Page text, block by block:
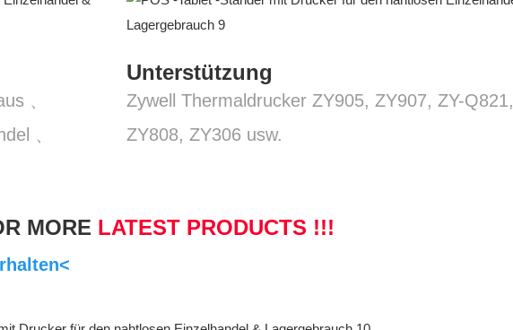
、
、
Unterstützung
Zywell Thermaldrucker ZY905, ZY907, ZY-Q821,
ZY808, ZY306 usw.
MORE LATEST PRODUCTS !!!